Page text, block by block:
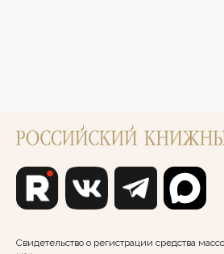
Свидетельство о регистрации средства